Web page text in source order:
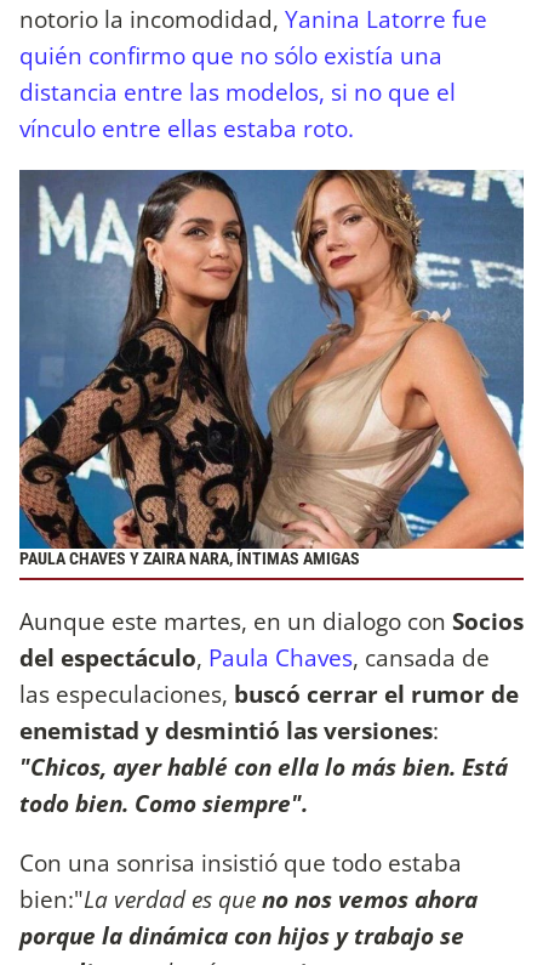
notorio la incomodidad, Yanina Latorre fue
quién confirmo que no sólo existía una
distancia entre las modelos, si no que el
vínculo entre ellas estaba roto.
PAULA CHAVES Y ZAIRA NARA, ÍNTIMAS AMIGAS
Aunque este martes, en un dialogo con Socios
del espectáculo, Paula Chaves, cansada de
las especulaciones, buscó cerrar el rumor de
enemistad y desmintió las versiones:
"Chicos, ayer hablé con ella lo más bien. Está
todo bien. Como siempre".
Con una sonrisa insistió que todo estaba
bien:"La verdad es queno nos vemos ahora
porque la dinámica con hijos y trabajo se